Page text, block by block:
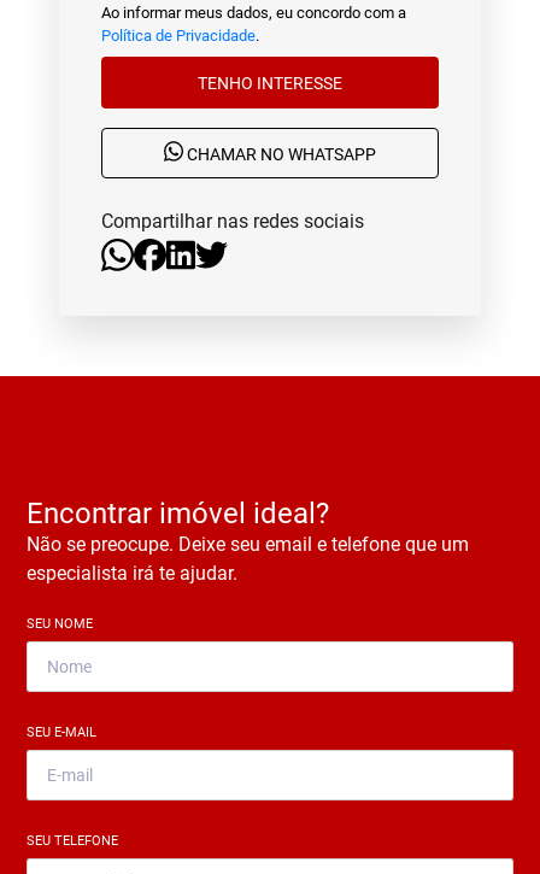
Ao informar meus dados, eu concordo com a
Política de Privacidade.
TENHO INTERESSE
CHAMAR NO WHATSAPP
Compartilhar nas redes sociais
Encontrar imóvel ideal?
Não se preocupe. Deixe seu email e telefone que um
especialista irá te ajudar.
SEU NOME
SEU E-MAIL
SEU TELEFONE